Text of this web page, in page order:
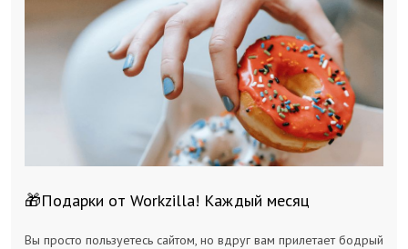
🎁Подарки от Workzilla! Каждый месяц
Вы просто пользуетесь сайтом, но вдруг вам прилетает бодрый